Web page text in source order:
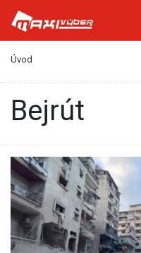
Úvod
Bejrút